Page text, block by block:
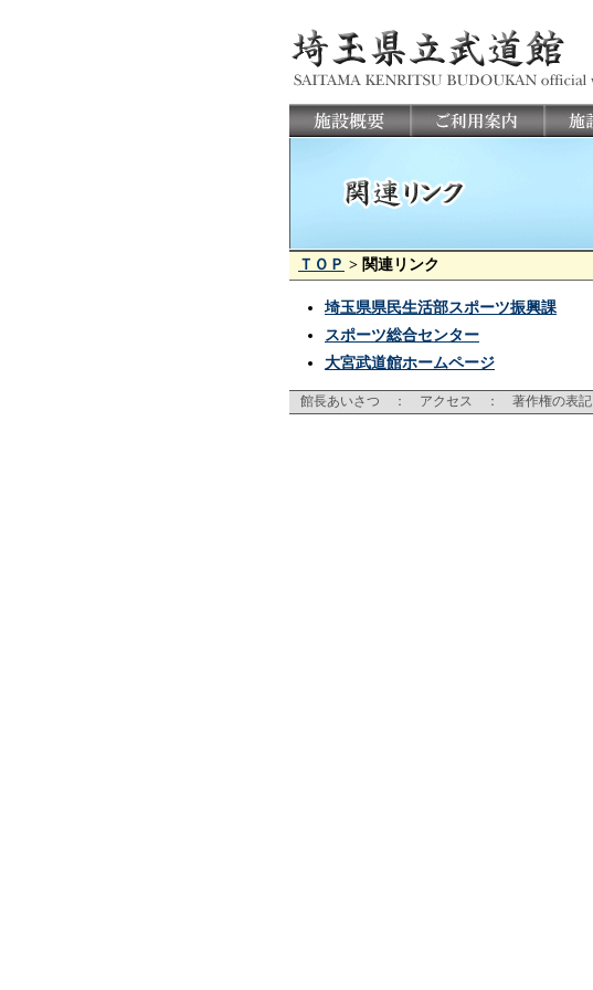
ＴＯＰ > 関連リンク
埼玉県県民生活部スポーツ振興課
スポーツ総合センター
大宮武道館ホームページ
館長あいさつ ： アクセス ： 著作権の表記